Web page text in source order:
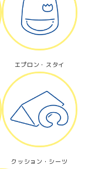
エプロン・スタイ
クッション・シーツ